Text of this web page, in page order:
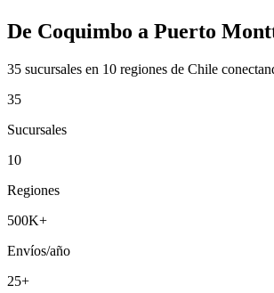
De Coquimbo a Puerto
35 sucursales en 10 regiones de Chile
35
Sucursales
10
Regiones
500K+
Envíos/año
25+